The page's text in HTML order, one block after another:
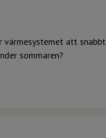
värmesystemet att
sommaren?